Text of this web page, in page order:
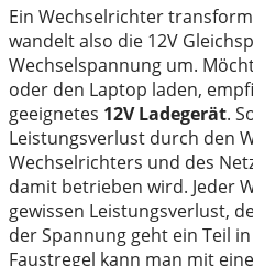
Ein Wechselrichter
wandelt also die 12V
Wechselspannung um.
oder den Laptop laden,
geeignetes 12V Ladegerät.
Leistungsverlust durch den
Wechselrichters und des
damit betrieben wird. Jeder
gewissen Leistungsverlust,
der Spannung geht ein Teil
Faustregel kann man mit